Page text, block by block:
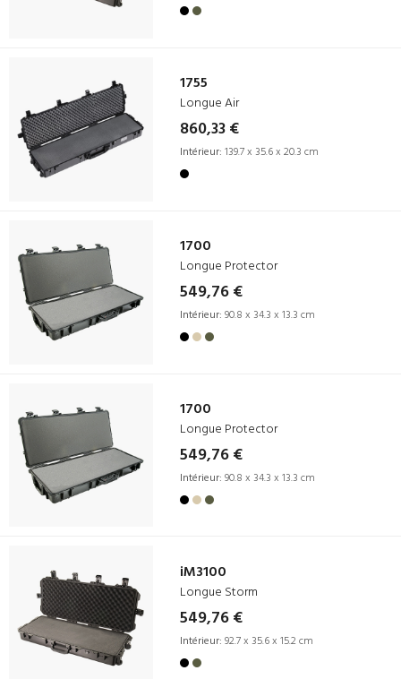
1755
Longue Air
860,33 €
Intérieur: 139.7 x 35.6 x 20.3 cm
1700
Longue Protector
549,76 €
Intérieur: 90.8 x 34.3 x 13.3 cm
1700
Longue Protector
549,76 €
Intérieur: 90.8 x 34.3 x 13.3 cm
iM3100
Longue Storm
549,76 €
Intérieur: 92.7 x 35.6 x 15.2 cm